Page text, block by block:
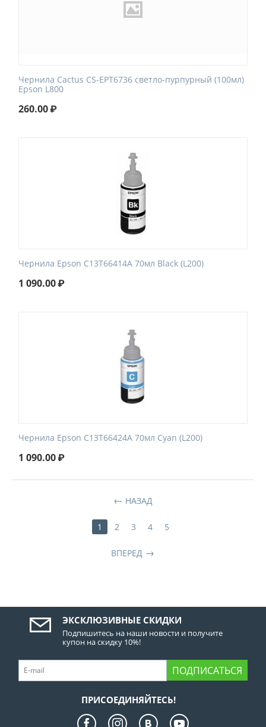
Чернила Cactus CS-EPT6736 светло-пурпурный (100мл)
Epson L800
260.00₽
Чернила Epson C13T66414A 70мл Black (L200)
1 090.00₽
Чернила Epson C13T66424A 70мл Cyan (L200)
1 090.00₽
НАЗАД
1 2 3 4 5
ВПЕРЕД
ЭКСКЛЮЗИВНЫЕ СКИДКИ
Подпишитесь на наши новости и получите
купон на скидку 10%!
ПОДПИСАТЬСЯ
ПРИСОЕДИНЯЙТЕСЬ!